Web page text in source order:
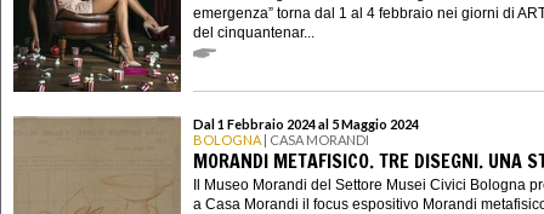
emergenza” torna dal 1 al 4 febbraio nei giorni di
del cinquantenar...
Dal 1 Febbraio 2024 al 5 Maggio 2024
BOLOGNA | CASA MORANDI
MORANDI METAFISICO. TRE DISEGNI. UNA
Il Museo Morandi del Settore Musei Civici Bologna
a Casa Morandi il focus espositivo Morandi